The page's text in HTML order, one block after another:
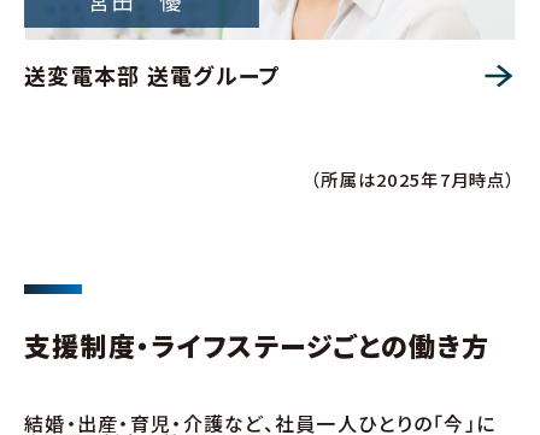
送変電本部 送電グループ
（所属は2025年7月時点）
⽀援制度・ライフステージごとの働き⽅
結婚・出産・育児・介護など、社員⼀⼈ひとりの「今」に